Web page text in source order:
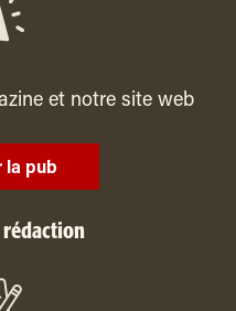
et notre site web
la pub
rédaction